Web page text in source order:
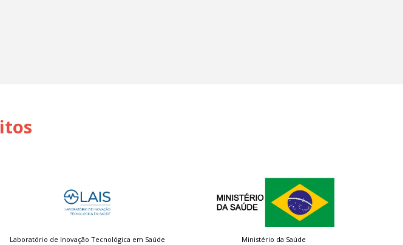
Laboratório de Inovação Tecnológica em Saúde Ministério da Saúde